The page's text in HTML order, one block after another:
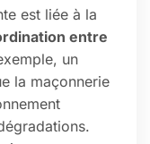
est liée à la
entre
un
la maçonnerie